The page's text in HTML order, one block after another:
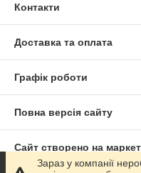
Контакти
Доставка та оплата
Графік роботи
Повна версія сайту
Сайт створено на
Зараз у компанії